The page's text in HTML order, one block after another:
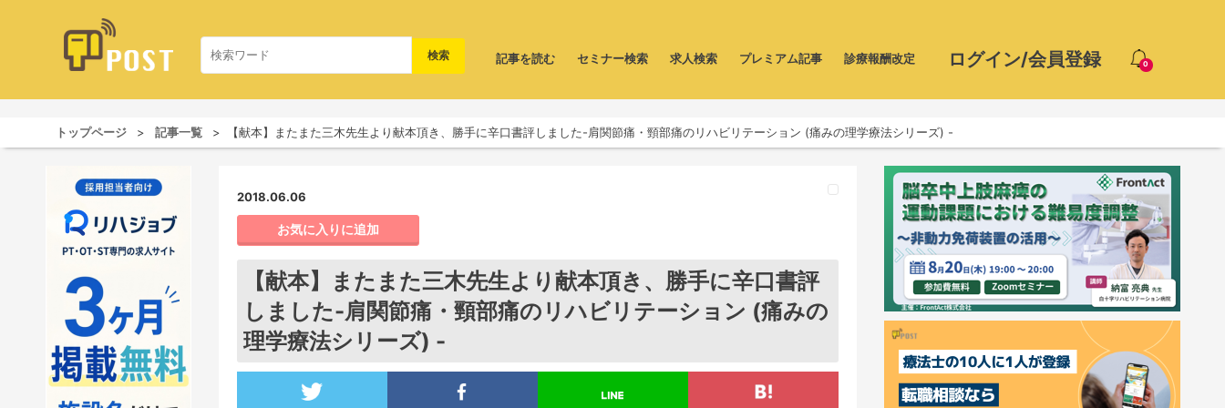
0
ログイン/会員登録
記事を読む セミナー検索 求人検索 プレミアム記事 診療報酬改定
トップページ 記事一覧 【献本】またまた三木先生より献本頂き、勝手に辛口書評しました-肩関節痛・頸部痛のリハビリテーション (痛みの理学療法シリーズ) -
2018.06.06
お気に入りに追加
【献本】またまた三木先生より献本頂き、勝手に辛口書評
しました-肩関節痛・頸部痛のリハビリテーション (痛みの
理学療法シリーズ) -